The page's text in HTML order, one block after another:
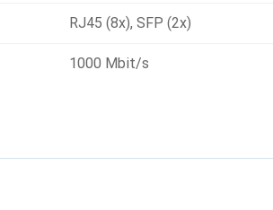
RJ45 (8x), SFP (2x)
1000 Mbit/s